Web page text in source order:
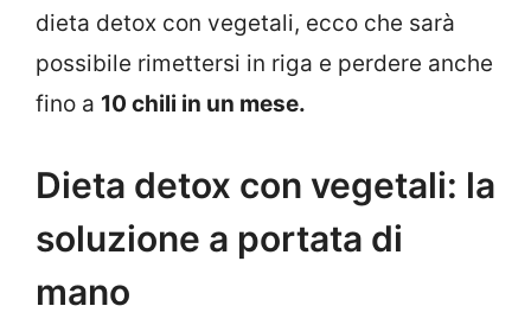
dieta detox con vegetali, ecco che sarà
possibile rimettersi in riga e perdere anche
fino a 10 chili in un mese.
Dieta detox con vegetali: la
soluzione a portata di
mano